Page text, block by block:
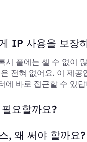
IP 사용을 보장
시 풀에는 셀 수 없이
전혀 없어요. 이 제공
에 바로 접근할 수 있
요할까요?
, 왜 써야 할까요?